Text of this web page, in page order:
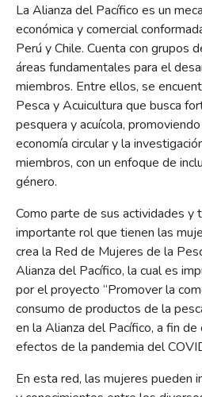
La Alianza del Pacífico es un
económica y comercial
Perú y Chile. Cuenta con grupos
áreas fundamentales para el
miembros. Entre ellos, se
Pesca y Acuicultura que busca
pesquera y acuícola,
economía circular y la
miembros, con un enfoque de
género.
Como parte de sus actividades y
importante rol que tienen las
crea la Red de Mujeres de la
Alianza del Pacífico, la cual es
por el proyecto “Promover la
consumo de productos de la
en la Alianza del Pacífico, a fin
efectos de la pandemia del
En esta red, las mujeres pueden